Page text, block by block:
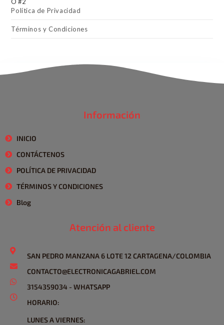
Política de Privacidad
Términos y Condiciones
Información
INICIO
CONTÁCTENOS
POLÍTICA DE PRIVACIDAD
TÉRMINOS Y CONDICIONES
Blog
Atención al cliente
SAN PEDRO MANZANA 6 LOTE 12 CARTAGENA/COLOMBIA
CONTACTO@ELECTRONICAGABRIEL.COM
3154359034 - WHATSAPP
HORARIO:
LUNES A VIERNES: